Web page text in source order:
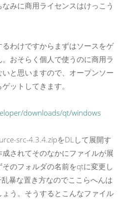
みに商用ライセンスはけっこう
わけですからまずはソースをゲ
おそらく個人で使うのに商用ラ
と思いますので、オープンソー
ットしてきます。
downloads/qt/windows
src-4.3.4.zipをDLして展開す
されてそのなかにファイルが展
のフォルダの名前をqtに変更し
暴な置き方なのでここらへんは
う。そうするとこんなファイル